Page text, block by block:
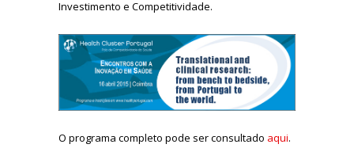
Investimento e Competitividade.
O programa completo pode ser consultado aqui.